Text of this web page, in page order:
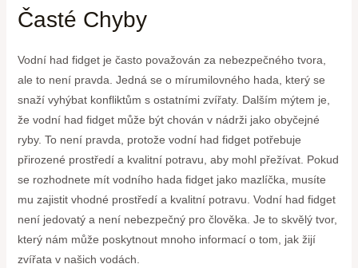
Časté Chyby
Vodní had fidget je často považován za nebezpečného tvora,
ale to není pravda. Jedná se o mírumilovného hada, který se
snaží vyhýbat konfliktům s ostatními zvířaty. Dalším mýtem je,
že vodní had fidget může být chován v nádrži jako obyčejné
ryby. To není pravda, protože vodní had fidget potřebuje
přirozené prostředí a kvalitní potravu, aby mohl přežívat. Pokud
se rozhodnete mít vodního hada fidget jako mazlíčka, musíte
mu zajistit vhodné prostředí a kvalitní potravu. Vodní had fidget
není jedovatý a není nebezpečný pro člověka. Je to skvělý tvor,
který nám může poskytnout mnoho informací o tom, jak žijí
zvířata v našich vodách.